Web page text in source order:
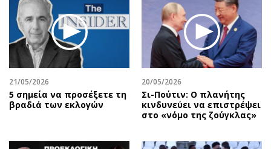
21/05/2026
5 σημεία να προσέξετε τη
βραδιά των εκλογών
20/05/2026
Σι-Πούτιν: Ο πλανήτης
κινδυνεύει να επιστρέψει
στο «νόμο της ζούγκλας»